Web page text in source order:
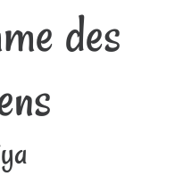
des